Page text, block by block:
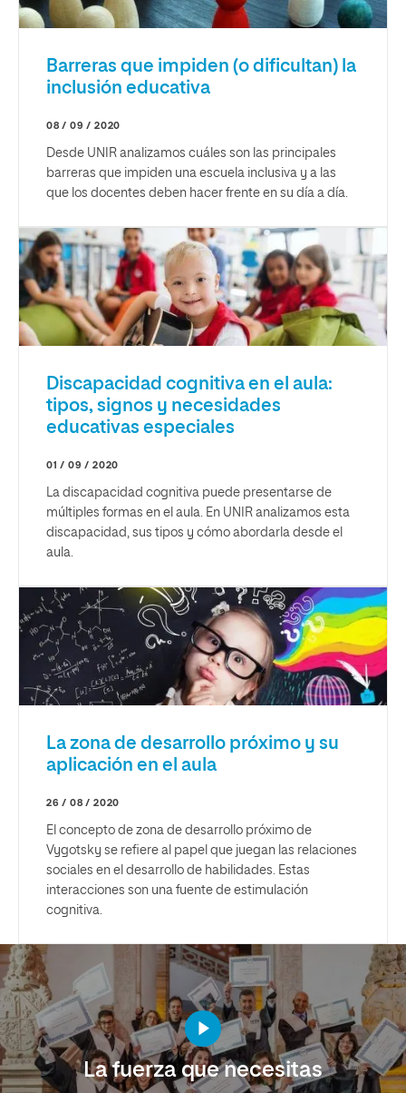
Barreras que impiden (o dificultan) la
inclusión educativa
08 / 09 / 2020
Desde UNIR analizamos cuáles son las principales
barreras que impiden una escuela inclusiva y a las
que los docentes deben hacer frente en su día a día.
Discapacidad cognitiva en el aula:
tipos, signos y necesidades
educativas especiales
01 / 09 / 2020
La discapacidad cognitiva puede presentarse de
múltiples formas en el aula. En UNIR analizamos esta
discapacidad, sus tipos y cómo abordarla desde el
aula.
La zona de desarrollo próximo y su
aplicación en el aula
26 / 08 / 2020
El concepto de zona de desarrollo próximo de
Vygotsky se refiere al papel que juegan las relaciones
sociales en el desarrollo de habilidades. Estas
interacciones son una fuente de estimulación
cognitiva.
La fuerza que necesitas